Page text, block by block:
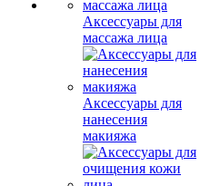
Аксессуары для
массажа лица
Аксессуары для
нанесения
макияжа